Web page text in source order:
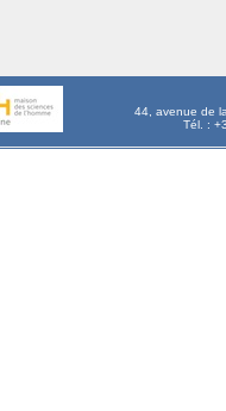
44, avenue de
Tél. :